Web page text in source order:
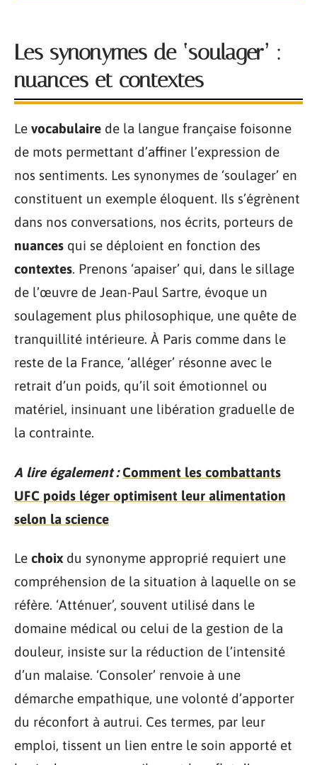
Les synonymes de ‘soulager’ :
nuances et contextes
Le vocabulaire de la langue française foisonne
de mots permettant d’affiner l’expression de
nos sentiments. Les synonymes de ‘soulager’ en
constituent un exemple éloquent. Ils s’égrènent
dans nos conversations, nos écrits, porteurs de
nuances qui se déploient en fonction des
contextes. Prenons ‘apaiser’ qui, dans le sillage
de l’œuvre de Jean-Paul Sartre, évoque un
soulagement plus philosophique, une quête de
tranquillité intérieure. À Paris comme dans le
reste de la France, ‘alléger’ résonne avec le
retrait d’un poids, qu’il soit émotionnel ou
matériel, insinuant une libération graduelle de
la contrainte.
A lire également : Comment les combattants
UFC poids léger optimisent leur alimentation
selon la science
Le choix du synonyme approprié requiert une
compréhension de la situation à laquelle on se
réfère. ‘Atténuer’, souvent utilisé dans le
domaine médical ou celui de la gestion de la
douleur, insiste sur la réduction de l’intensité
d’un malaise. ‘Consoler’ renvoie à une
démarche empathique, une volonté d’apporter
du réconfort à autrui. Ces termes, par leur
emploi, tissent un lien entre le soin apporté et